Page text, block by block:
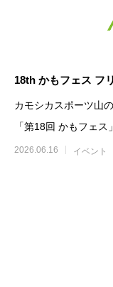
18th かもフェス フ
カモシカスポーツ山
「第18回 かもフェ
表いたします。先
2026.06.16 イベント